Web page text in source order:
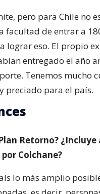
pero para Chile no
facultad de entrar a
lograr eso. El propio
entregado el año
Tenemos mucho
preciado para el país.
Retorno? ¿Incluye
Colchane?
lo más amplio